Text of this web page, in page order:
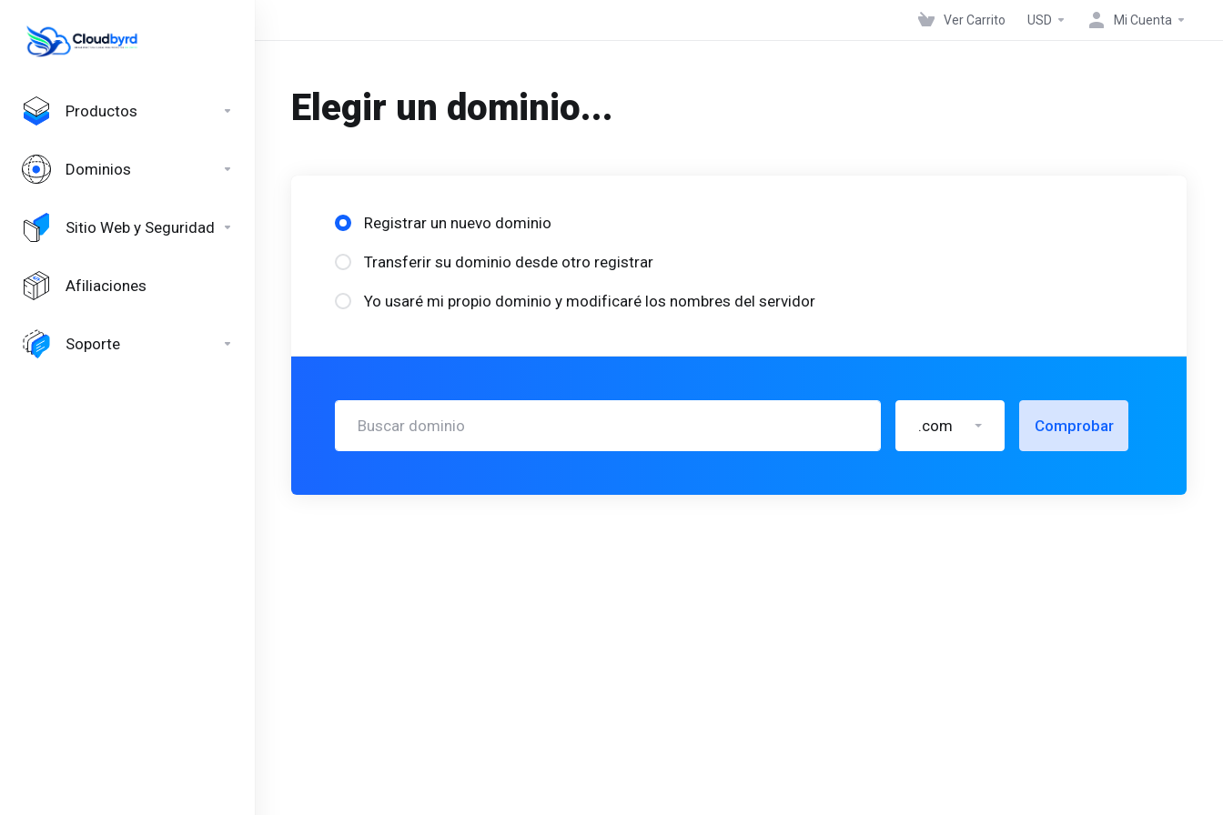
Productos
Dominios
Sitio Web y Seguridad
Afiliaciones
Soporte
Ver Carrito USD Mi Cuenta
Elegir un dominio...
Registrar un nuevo dominio
Transferir su dominio desde otro registrar
Yo usaré mi propio dominio y modificaré los nombres del servidor
.com Comprobar